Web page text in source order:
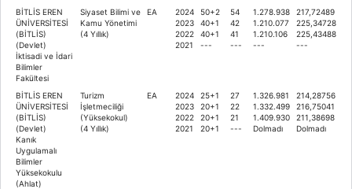
BİTLİS EREN
ÜNİVERSİTESİ
(BİTLİS)
(Devlet)
İktisadi ve İdari
Bilimler
Fakültesi
Siyaset Bilimi ve
Kamu Yönetimi
(4 Yıllık)
EA
2024
2023
2022
2021
50+2
40+1
40+1
---
54
42
41
---
1.278.938
1.210.077
1.210.106
---
217,72489
225,34728
225,43488
---
BİTLİS EREN
ÜNİVERSİTESİ
(BİTLİS)
(Devlet)
Kanık
Uygulamalı
Bilimler
Yüksekokulu
(Ahlat)
Turizm
İşletmeciliği
(Yüksekokul)
(4 Yıllık)
EA
2024
2023
2022
2021
25+1
20+1
20+1
20+1
27
22
21
---
1.326.981
1.332.499
1.409.930
Dolmadı
214,28756
216,75041
211,38698
Dolmadı